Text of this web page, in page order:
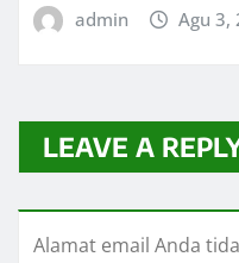
admin Agu 3,
LEAVE A
Alamat email Anda